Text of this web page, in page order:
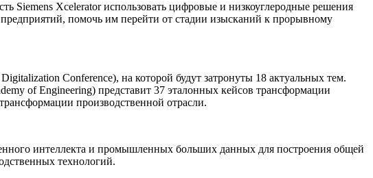
Siemens Xcelerator использовать цифровые и низкоуглеродные решения
помочь им перейти от стадии изысканий к прорывному
Conference), на которой будут затронуты 18 актуальных тем.
of Engineering) представит 37 эталонных кейсов трансформации
производственной отрасли.
интеллекта и промышленных больших данных для построения общей
технологий.